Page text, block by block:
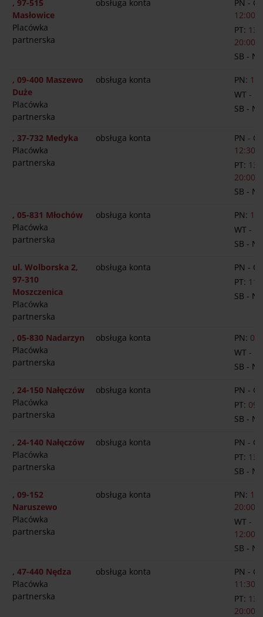
, 97-515
Masłowice
Placówka
partnerska
obsługa konta
PN -
12:00-
PT:
20:00
SB -
, 09-400 Maszewo
Duże
Placówka
partnerska
obsługa konta PN:
WT -
SB -
, 37-732 Medyka
Placówka
partnerska
obsługa konta
PN -
12:30-
PT:
20:00
SB -
, 05-831 Młochów
Placówka
partnerska
obsługa konta PN:
WT -
SB -
ul. Wolborska 2,
97-310
Moszczenica
Placówka
partnerska
obsługa konta
PN -
PT:
SB -
, 05-830 Nadarzyn
Placówka
partnerska
obsługa konta PN:
WT -
SB -
, 24-150 Nałęczów
Placówka
partnerska
obsługa konta
PN -
PT:
SB -
, 24-140 Nałęczów
Placówka
partnerska
obsługa konta
PN -
PT:
SB -
, 09-152
Naruszewo
Placówka
partnerska
obsługa konta PN:
20:00
WT -
12:00-
SB -
, 47-440 Nędza
Placówka
partnerska
obsługa konta
PN -
11:30-
PT:
20:00